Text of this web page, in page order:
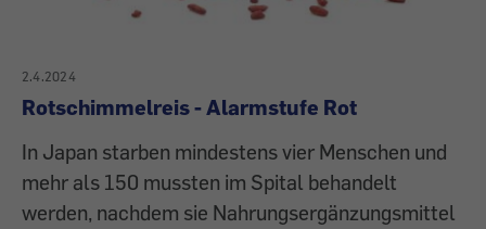
2.4.2024
Rotschimmelreis - Alarmstufe Rot
In Japan starben mindestens vier Menschen und
mehr als 150 mussten im Spital behandelt
werden, nachdem sie Nahrungsergänzungsmittel